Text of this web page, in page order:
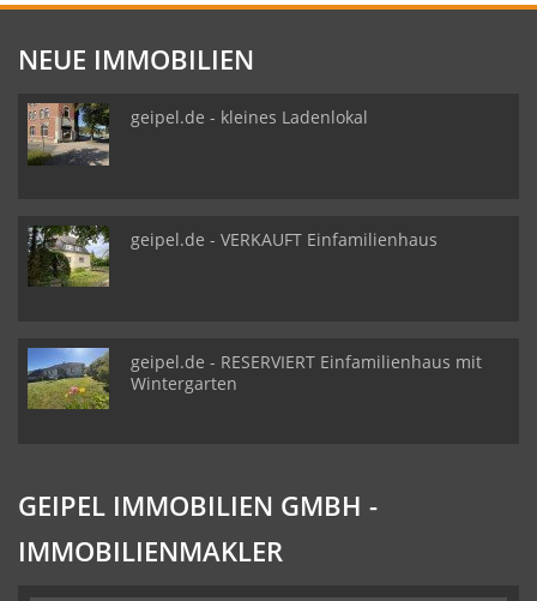
NEUE IMMOBILIEN
geipel.de - kleines Ladenlokal
geipel.de - VERKAUFT Einfamilienhaus
geipel.de - RESERVIERT Einfamilienhaus mit
Wintergarten
GEIPEL IMMOBILIEN GMBH -
IMMOBILIENMAKLER